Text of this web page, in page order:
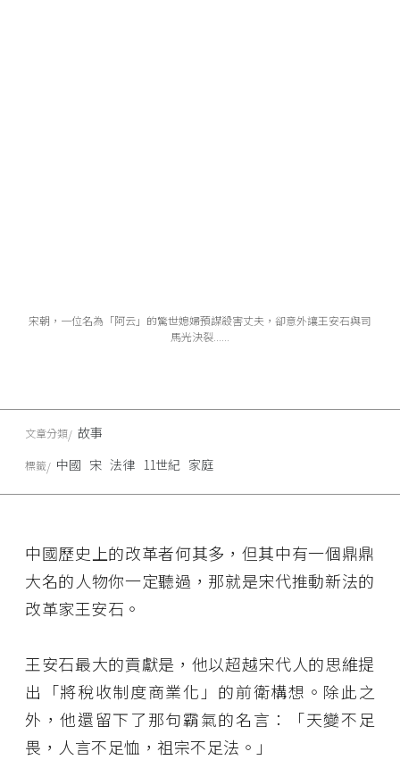
宋朝，一位名為「阿云」的驚世媳婦預謀殺害丈夫，卻意外讓王安石與司
馬光決裂......
中國歷史上的改革者何其多，但其中有一個鼎鼎
大名的人物你一定聽過，那就是宋代推動新法的
改革家王安石。
王安石最大的貢獻是，他以超越宋代人的思維提
出「將稅收制度商業化」的前衛構想。除此之
外，他還留下了那句霸氣的名言：「天變不足
畏，人言不足恤，祖宗不足法。」
文章分類 故事
標籤 中國 宋 法律 11世紀 家庭